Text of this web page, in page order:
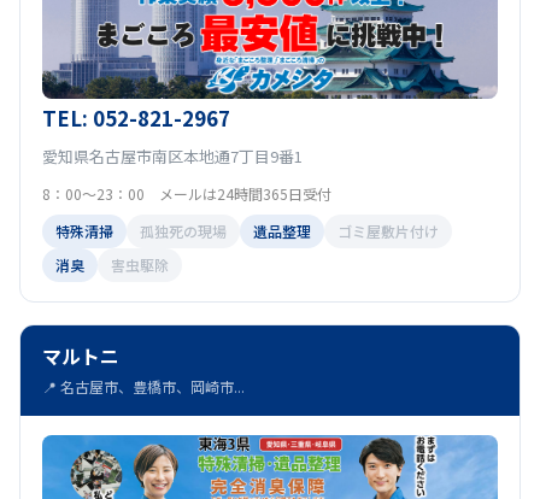
TEL: 052-821-2967
愛知県名古屋市南区本地通7丁目9番1
8：00～23：00 メールは24時間365日受付
特殊清掃
孤独死の現場 遺品整理
ゴミ屋敷片付け
消臭
害虫駆除
マルトニ
📍 名古屋市、豊橋市、岡崎市...